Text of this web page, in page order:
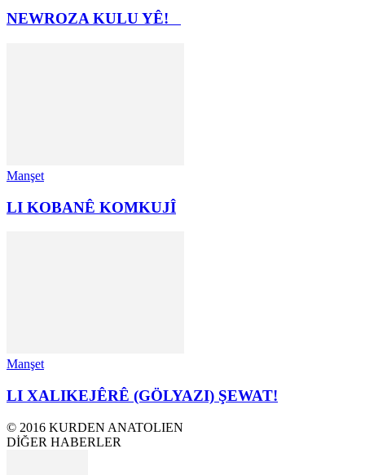
NEWROZA KULU YÊ!
Manşet
LI KOBANÊ KOMKUJÎ
Manşet
LI XALIKEJÊRÊ (GÖLYAZI) ŞEWAT!
© 2016 KURDEN ANATOLIEN
DİĞER HABERLER